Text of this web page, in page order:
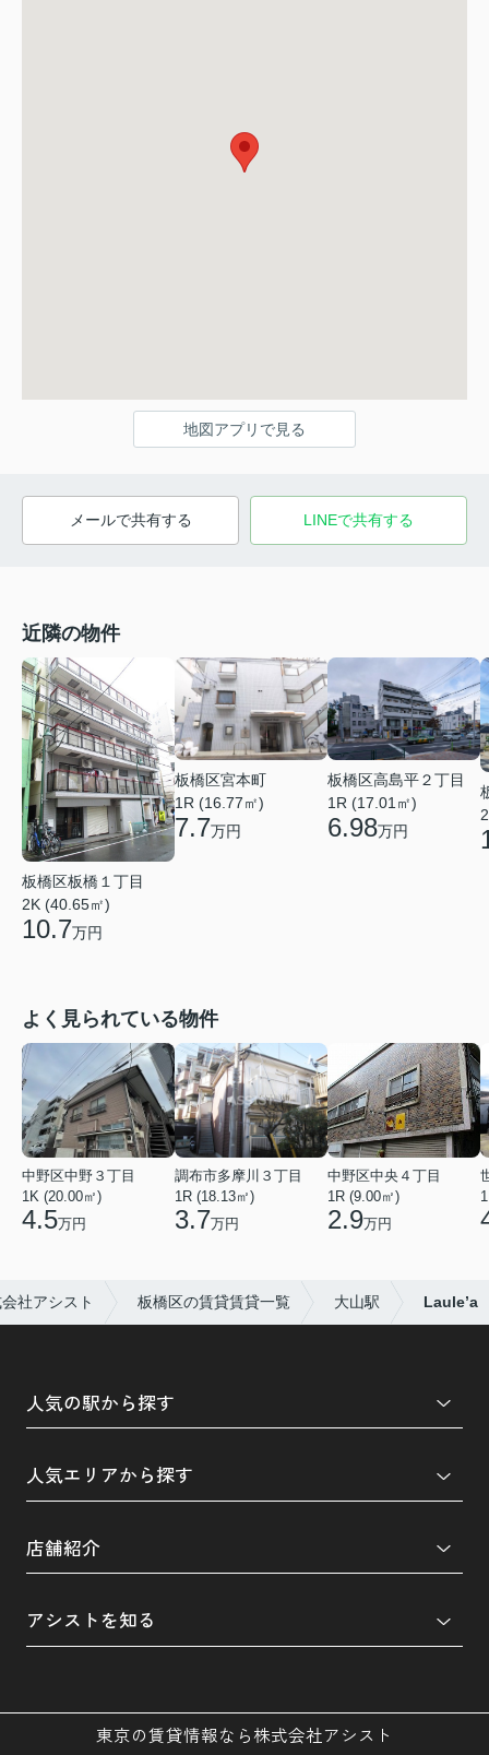
地図アプリで見る
メールで共有する LINEで共有する
近隣の物件
板橋区板橋１丁目
2K (40.65㎡)
10.7万円
板橋区宮本町
1R (16.77㎡)
7.7万円
板橋区高島平２丁目
1R (17.01㎡)
6.98万円
よく見られている物件
中野区中野３丁目
1K (20.00㎡)
4.5万円
調布市多摩川３丁目
1R (18.13㎡)
3.7万円
中野区中央４丁目
1R (9.00㎡)
2.9万円
社アシスト 板橋区の賃貸賃貸一覧 大山駅 Laule’a
人気の駅から探す
人気エリアから探す
店舗紹介
アシストを知る
東京の賃貸情報なら株式会社アシスト